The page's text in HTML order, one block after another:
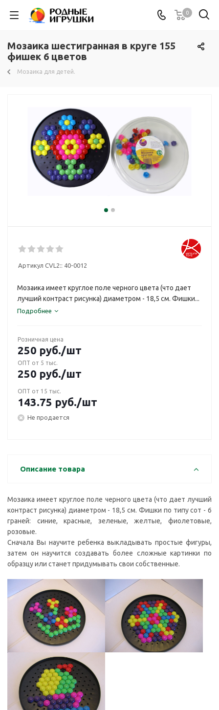
0
Мозаика шестигранная в круге 155
фишек 6 цветов
Мозаика для детей.
Артикул CVL2:: 40-0012
Мозаика имеет круглое поле черного цвета (что дает
лучший контраст рисунка) диаметром - 18,5 см. Фишки...
Подробнее
Розничная цена
250 руб./шт
ОПТ от 5 тыс.
250 руб./шт
ОПТ от 15 тыс.
143.75 руб./шт
Не продается
Описание товара
Мозаика имеет круглое поле черного цвета (что дает лучший
контраст рисунка) диаметром - 18,5 см. Фишки по типу сот - 6
граней: синие, красные, зеленые, желтые, фиолетовые,
розовые.
Сначала Вы научите ребенка выкладывать простые фигуры,
затем он научится создавать более сложные картинки по
образцу или станет придумывать свои собственные.